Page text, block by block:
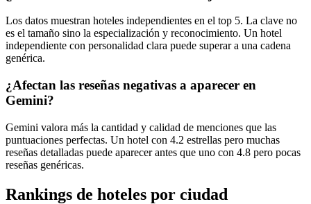
Los datos muestran hoteles independientes en el top 5. La clave no
es el tamaño sino la especialización y reconocimiento. Un hotel
independiente con personalidad clara puede superar a una cadena
genérica.
¿Afectan las reseñas negativas a aparecer en
Gemini?
Gemini valora más la cantidad y calidad de menciones que las
puntuaciones perfectas. Un hotel con 4.2 estrellas pero muchas
reseñas detalladas puede aparecer antes que uno con 4.8 pero pocas
reseñas genéricas.
Rankings de hoteles por ciudad